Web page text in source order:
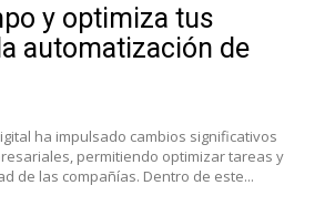
y optimiza tus
automatización de
ha impulsado cambios significativos
permitiendo optimizar tareas y
de las compañías. Dentro de este...